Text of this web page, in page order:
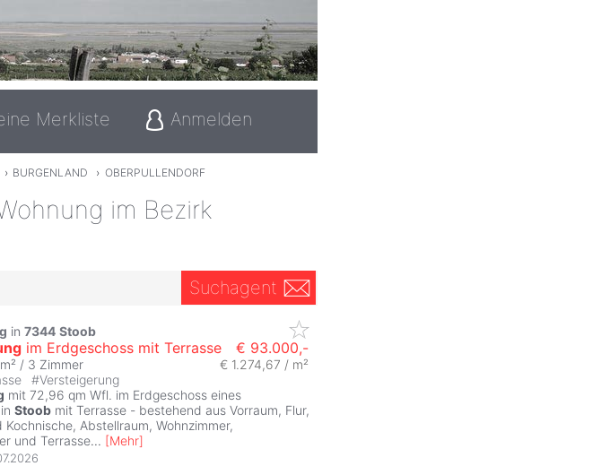
Merkliste Anmelden
› BURGENLAND › OBERPULLENDORF
im Bezirk
Suchagent
in 7344 Stoob
im Erdgeschoss mit Terrasse € 93.000,-
/ 3 Zimmer € 1.274,67 / m²
#Versteigerung
mit 72,96 qm Wfl. im Erdgeschoss eines
Stoob mit Terrasse - bestehend aus Vorraum, Flur,
Kochnische, Abstellraum, Wohnzimmer,
und Terrasse... [Mehr]